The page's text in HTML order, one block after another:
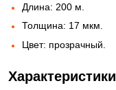
Длина: 200 м.
Толщина: 17 мкм.
Цвет: прозрачный.
Характеристики